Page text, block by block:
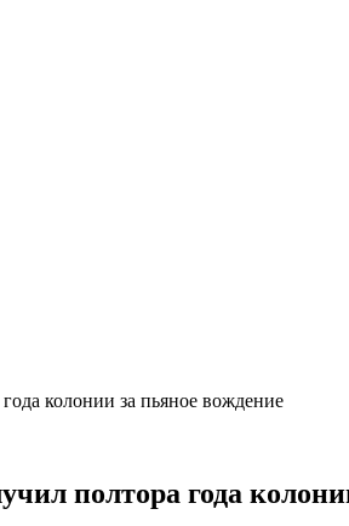
колонии за пьяное вождение
полтора года